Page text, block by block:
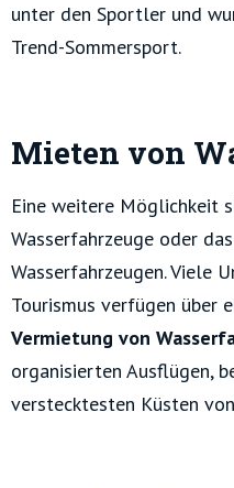
unter den Sportler und
Trend-Sommersport.
Mieten von
Eine weitere Möglichkeit
Wasserfahrzeuge oder
Wasserfahrzeugen. Viele
Tourismus verfügen über
Vermietung von
organisierten Ausflügen,
verstecktesten Küsten